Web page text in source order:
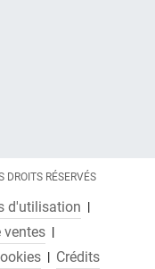
RÉSERVÉS
d'utilisation
ventes
Crédits